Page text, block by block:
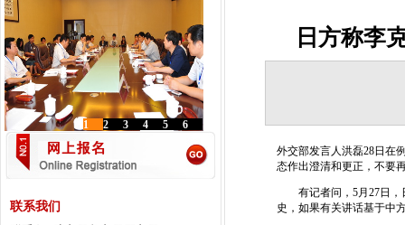
6
5
4
3
2
1
联系我们
日方称李
外交部发言人洪磊28日在
态作出澄清和更正，不要
有记者问，5月27日，
史，如果有关讲话基于中